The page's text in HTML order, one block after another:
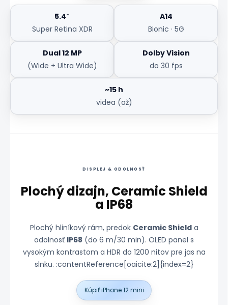
5.4″
Super Retina XDR
A14
Bionic · 5G
Dual 12 MP
(Wide + Ultra Wide)
Dolby Vision
do 30 fps
~15 h
videa (až)
DISPLEJ & ODOLNOSŤ
Plochý dizajn, Ceramic Shield
a IP68
Plochý hliníkový rám, predok Ceramic Shielda
odolnosť IP68 (do 6 m/30 min). OLED panel s
vysokým kontrastom a HDR do 1200 nitov pre jas na
slnku. :contentReference[oaicite:2]{index=2}
Kúpiť iPhone 12 mini